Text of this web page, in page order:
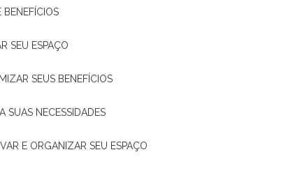
BENEFÍCIOS
SEU ESPAÇO
SEUS BENEFÍCIOS
SUAS NECESSIDADES
E ORGANIZAR SEU ESPAÇO